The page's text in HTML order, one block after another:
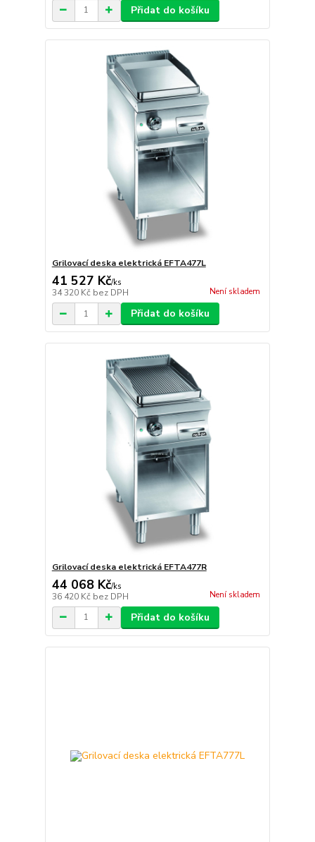
Přidat do košíku
Grilovací deska elektrická EFTA477L
41 527 Kč/ks
34 320 Kč bez DPH Není skladem
Přidat do košíku
Grilovací deska elektrická EFTA477R
44 068 Kč/ks
36 420 Kč bez DPH Není skladem
Přidat do košíku